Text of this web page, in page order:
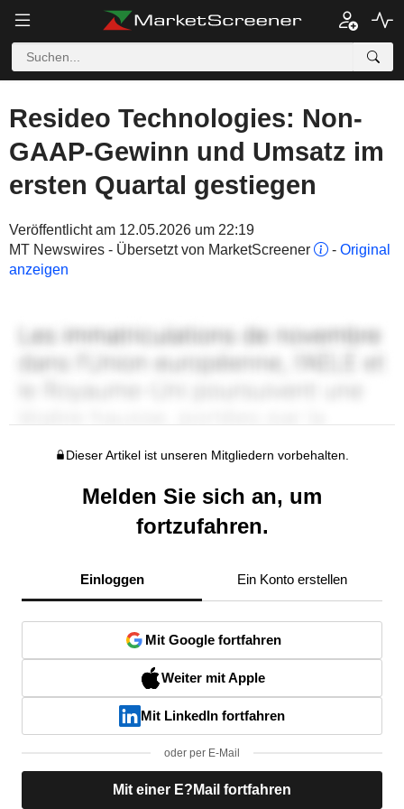
Resideo Technologies: Non-
GAAP-Gewinn und Umsatz im
ersten Quartal gestiegen
Veröffentlicht am 12.05.2026 um 22:19
MT Newswires - Übersetzt von MarketScreener
- Original
anzeigen
Dieser Artikel ist unseren Mitgliedern vorbehalten.
Melden Sie sich an, um
fortzufahren.
Einloggen Ein Konto erstellen
Mit Google fortfahren
Weiter mit Apple
Mit LinkedIn fortfahren
oder per E-Mail
Mit einer E?Mail fortfahren